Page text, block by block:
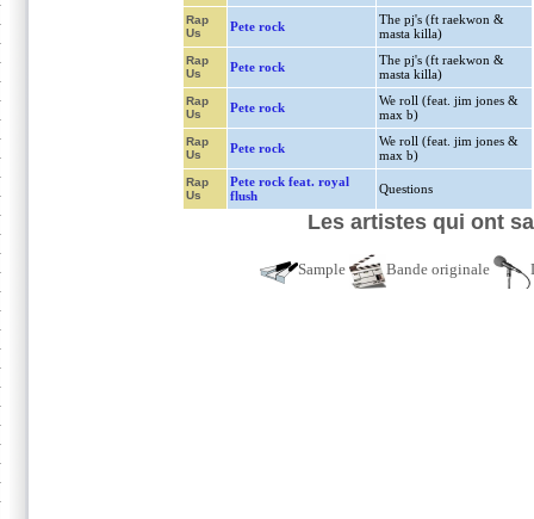
Rap
Us
Pete rock
The pj's (ft raekwon &
masta killa)
Rap
Us
Pete rock
The pj's (ft raekwon &
masta killa)
Rap
Us
Pete rock
We roll (feat. jim jones &
max b)
Rap
Us
Pete rock
We roll (feat. jim jones &
max b)
Rap
Us
Pete rock feat. royal
flush
Questions
Les artistes qui ont
Sample Bande originale